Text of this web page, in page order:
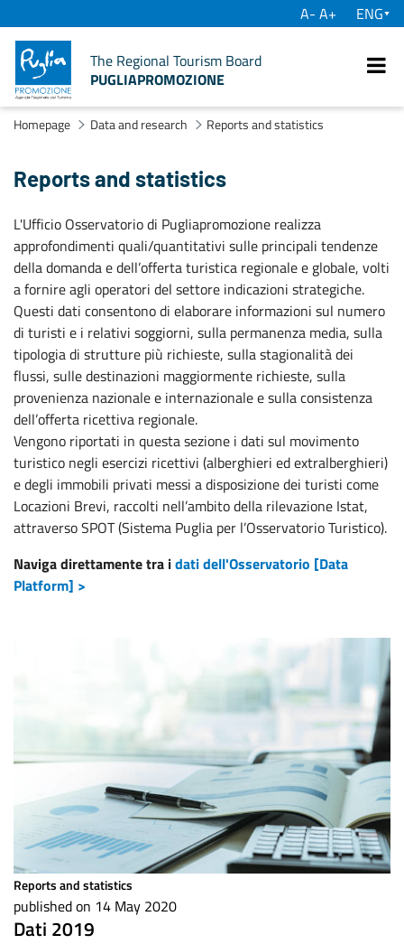
A- A+
The Regional Tourism Board
PUGLIAPROMOZIONE
Homepage Data and research Reports and statistics
Reports and statistics
L'Ufficio Osservatorio di Pugliapromozione realizza
approfondimenti quali/quantitativi sulle principali tendenze
della domanda e dell’offerta turistica regionale e globale, volti
a fornire agli operatori del settore indicazioni strategiche.
Questi dati consentono di elaborare informazioni sul numero
di turisti e i relativi soggiorni, sulla permanenza media, sulla
tipologia di strutture più richieste, sulla stagionalità dei
flussi, sulle destinazioni maggiormente richieste, sulla
provenienza nazionale e internazionale e sulla consistenza
dell’offerta ricettiva regionale.
Vengono riportati in questa sezione i dati sul movimento
turistico negli esercizi ricettivi (alberghieri ed extralberghieri)
e degli immobili privati messi a disposizione dei turisti come
Locazioni Brevi, raccolti nell’ambito della rilevazione Istat,
attraverso SPOT (Sistema Puglia per l’Osservatorio Turistico).
Naviga direttamente tra idati dell'Osservatorio [Data
Platform] >
Reports and statistics
published on 14 May 2020
Dati 2019